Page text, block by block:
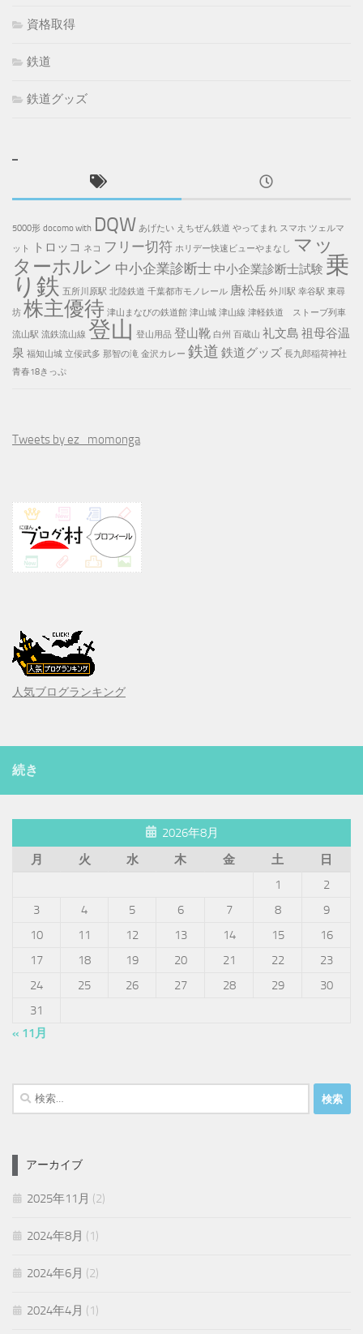
資格取得
鉄道
鉄道グッズ
5000形 docomo with DQW あげたい えちぜん鉄道 やってまれ スマホ ツェルマ
ット
トロッコ ネコ フリー切符 ホリデー快速ビューやまなし マッ
ターホルン 中小企業診断士 中小企業診断士試験 乗
り鉄 五所川原駅 北陸鉄道 千葉都市モノレール 唐松岳 外川駅 幸谷駅 東尋
坊 株主優待 津山まなびの鉄道館 津山城 津山線 津軽鉄道 ストーブ列車
流山駅 流鉄流山線 登山 登山用品 登山靴 白州 百蔵山 礼文島 祖母谷温
泉 福知山城 立佞武多 那智の滝 金沢カレー 鉄道 鉄道グッズ 長九郎稲荷神社
青春18きっぷ
Tweets by ez_momonga
人気ブログランキング
続き
2026年8月
月
火 水 木 金 土
日
1
2
3
4 5 6 7 8
9
10
11 12 13 14 15
16
17
18 19 20 21 22
23
24
25 26 27 28 29
30
31
« 11月
検
索:
アーカイブ
2025年11月 (2)
2024年8月 (1)
2024年6月 (2)
2024年4月 (1)